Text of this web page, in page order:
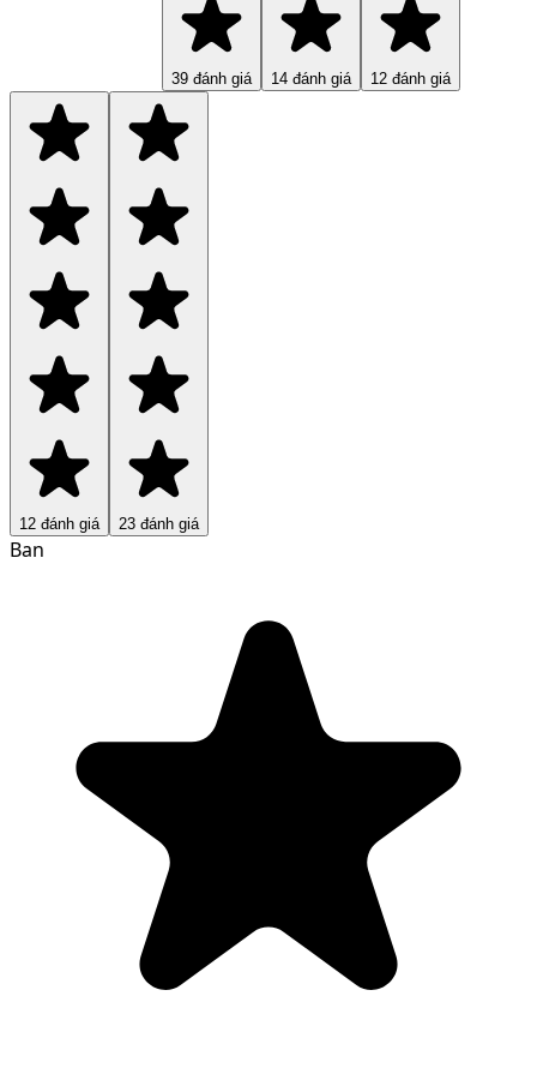
39 đánh giá 14 đánh giá 12 đánh giá
12 đánh giá 23 đánh giá
Ban